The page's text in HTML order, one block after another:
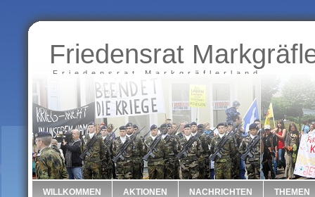
Friedensrat
Friedensrat Markgräflerland
WILLKOMMEN AKTIONEN NACHRICHTEN THEMEN